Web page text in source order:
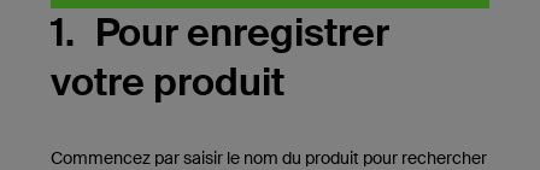
1. Pour enregistrer
votre produit
Commencez par saisir le nom du produit pour rechercher